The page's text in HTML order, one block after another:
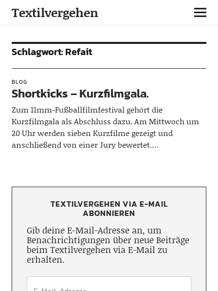
Textilvergehen
Schlagwort:Refait
BLOG
Shortkicks – Kurzfilmgala.
Zum 11mm-Fußballfilmfestival gehört die
Kurzfilmgala als Abschluss dazu. Am Mittwoch um
20 Uhr werden sieben Kurzfilme gezeigt und
anschließend von einer Jury bewertet.…
TEXTILVERGEHEN VIA E-MAIL
ABONNIEREN
Gib deine E-Mail-Adresse an, um
Benachrichtigungen über neue Beiträge
beim Textilvergehen via E-Mail zu
erhalten.